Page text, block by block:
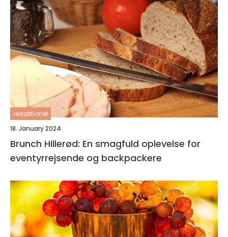
redaktionel
18. January 2024
Brunch Hillerød: En smagfuld oplevelse for
eventyrrejsende og backpackere